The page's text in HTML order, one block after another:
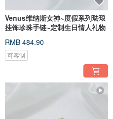
Venus维纳斯女神~度假系列珐琅
挂饰珍珠手链~定制生日情人礼物
RMB 484.90
可客制